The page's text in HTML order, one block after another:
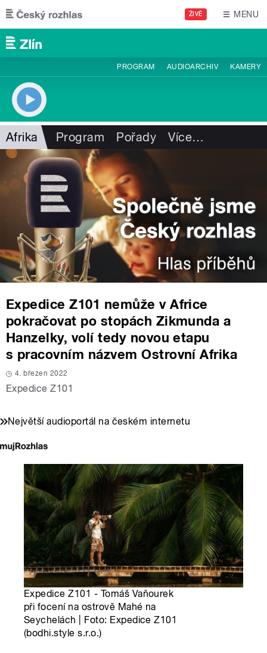
Přejít k hlavnímu obsahu
ŽIVĚ MENU
PROGRAM AUDIOARCHIV KAMERY
Afrika Program Pořady Více…
Expedice Z101 nemůže v Africe
pokračovat po stopách Zikmunda a
Hanzelky, volí tedy novou etapu
s pracovním názvem Ostrovní Afrika
4. březen 2022
Expedice Z101
Největší audioportál na českém internetu
Expedice Z101 - Tomáš Vaňourek
při focení na ostrově Mahé na
Seychelách | Foto: Expedice Z101
(bodhi.style s.r.o.)